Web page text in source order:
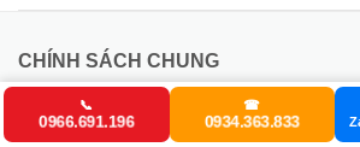
CHÍNH SÁCH CHUNG
Trang chủ
📞
0966.691.196
☎
0934.363.833